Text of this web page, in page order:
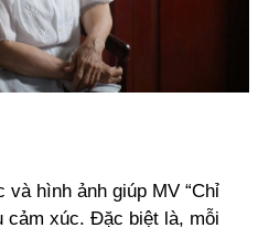
hình ảnh giúp MV “Chỉ
cảm xúc. Đặc biệt là, mỗi